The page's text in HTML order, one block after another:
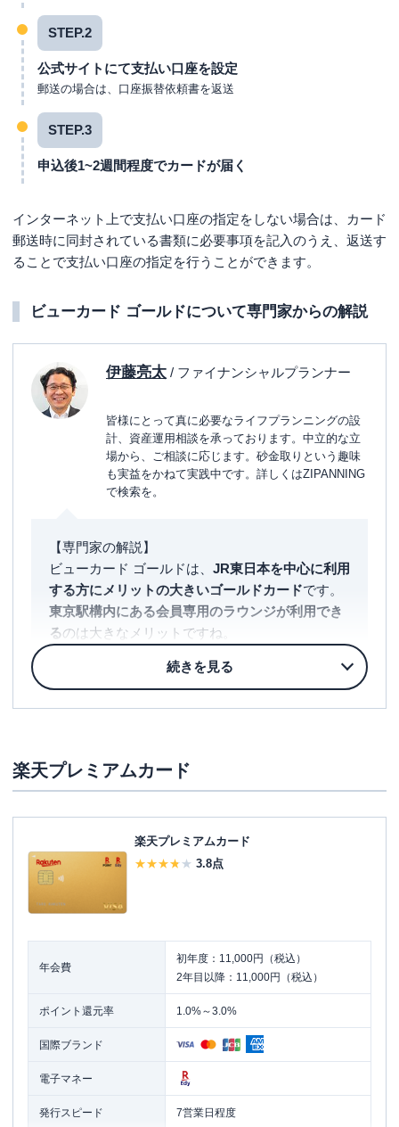
STEP.2
公式サイトにて支払い口座を設定
郵送の場合は、口座振替依頼書を返送
STEP.3
申込後1~2週間程度でカードが届く
インターネット上で支払い口座の指定をしない場合は、カード
郵送時に同封されている書類に必要事項を記入のうえ、返送す
ることで支払い口座の指定を行うことができます。
ビューカード ゴールドについて専門家からの解説
伊藤亮太 / ファイナンシャルプランナー
皆様にとって真に必要なライフプランニングの設
計、資産運用相談を承っております。中立的な立
場から、ご相談に応じます。砂金取りという趣味
も実益をかねて実践中です。詳しくはZIPANNING
で検索を。
【専門家の解説】
ビューカード ゴールドは、 JR東日本を中心に利用
する方にメリットの大きいゴールドカードです。
東京駅構内にある会員専用のラウンジが利用でき
るのは大きなメリットですね。
いこなすと自動的にポイントが貯まっていくこと
JR東日本の利用頻度が高い方は年会費以上のメリ
ットを享受できると思います。
楽天プレミアムカード
楽天プレミアムカード
3.8点
年会費
初年度：11,000円（税込）
2年目以降：11,000円（税込）
ポイント還元率 1.0%～3.0%
国際ブランド
電子マネー
発行スピード 7営業日程度